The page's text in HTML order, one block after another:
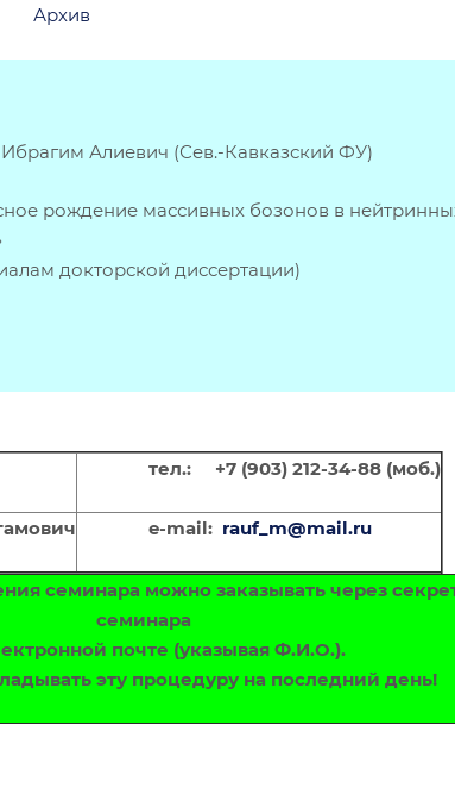
Архив
Алиевич (Сев.-Кавказский ФУ)
рождение массивных бозонов в
докторской диссертации)
тел.: +7 (903) 212-34-88 (моб.)
e-mail: rauf_m@mail.ru
семинара можно заказывать через
семинара
почте (указывая Ф.И.О.).
эту процедуру на последний день!